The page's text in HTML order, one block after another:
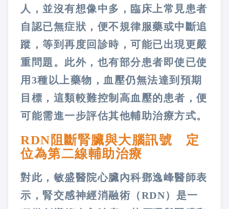
人，並沒有想像中多，臨床上常見患者
自認已無症狀，便不規律服藥或中斷追
蹤，等到再度回診時，可能已出現更嚴
重問題。此外，也有部分患者即使已使
用3種以上藥物，血壓仍無法達到預期
目標，這類較難控制高血壓的患者，便
可能需進一步評估其他輔助治療方式。
RDN阻斷腎臟與大腦訊號 定
位為第二線輔助治療
對此，敏盛醫院心臟內科鄧逸峰醫師表
示，腎交感神經消融術（RDN）是一